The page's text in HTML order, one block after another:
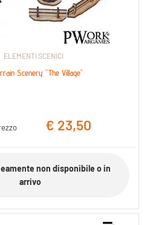
ELEMENTI SCENICI
Scenery "The Village"
€ 23,50
non disponibile o in
arrivo